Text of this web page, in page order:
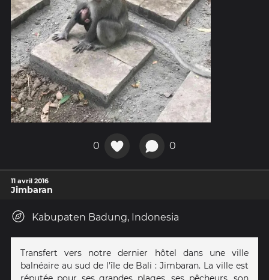
0 0
11 avril 2016
Jimbaran
Kabupaten Badung, Indonesia
Transfert vers notre dernier hôtel dans une ville
balnéaire au sud de l'île de Bali : Jimbaran. La ville est